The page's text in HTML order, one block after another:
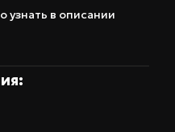
в описании